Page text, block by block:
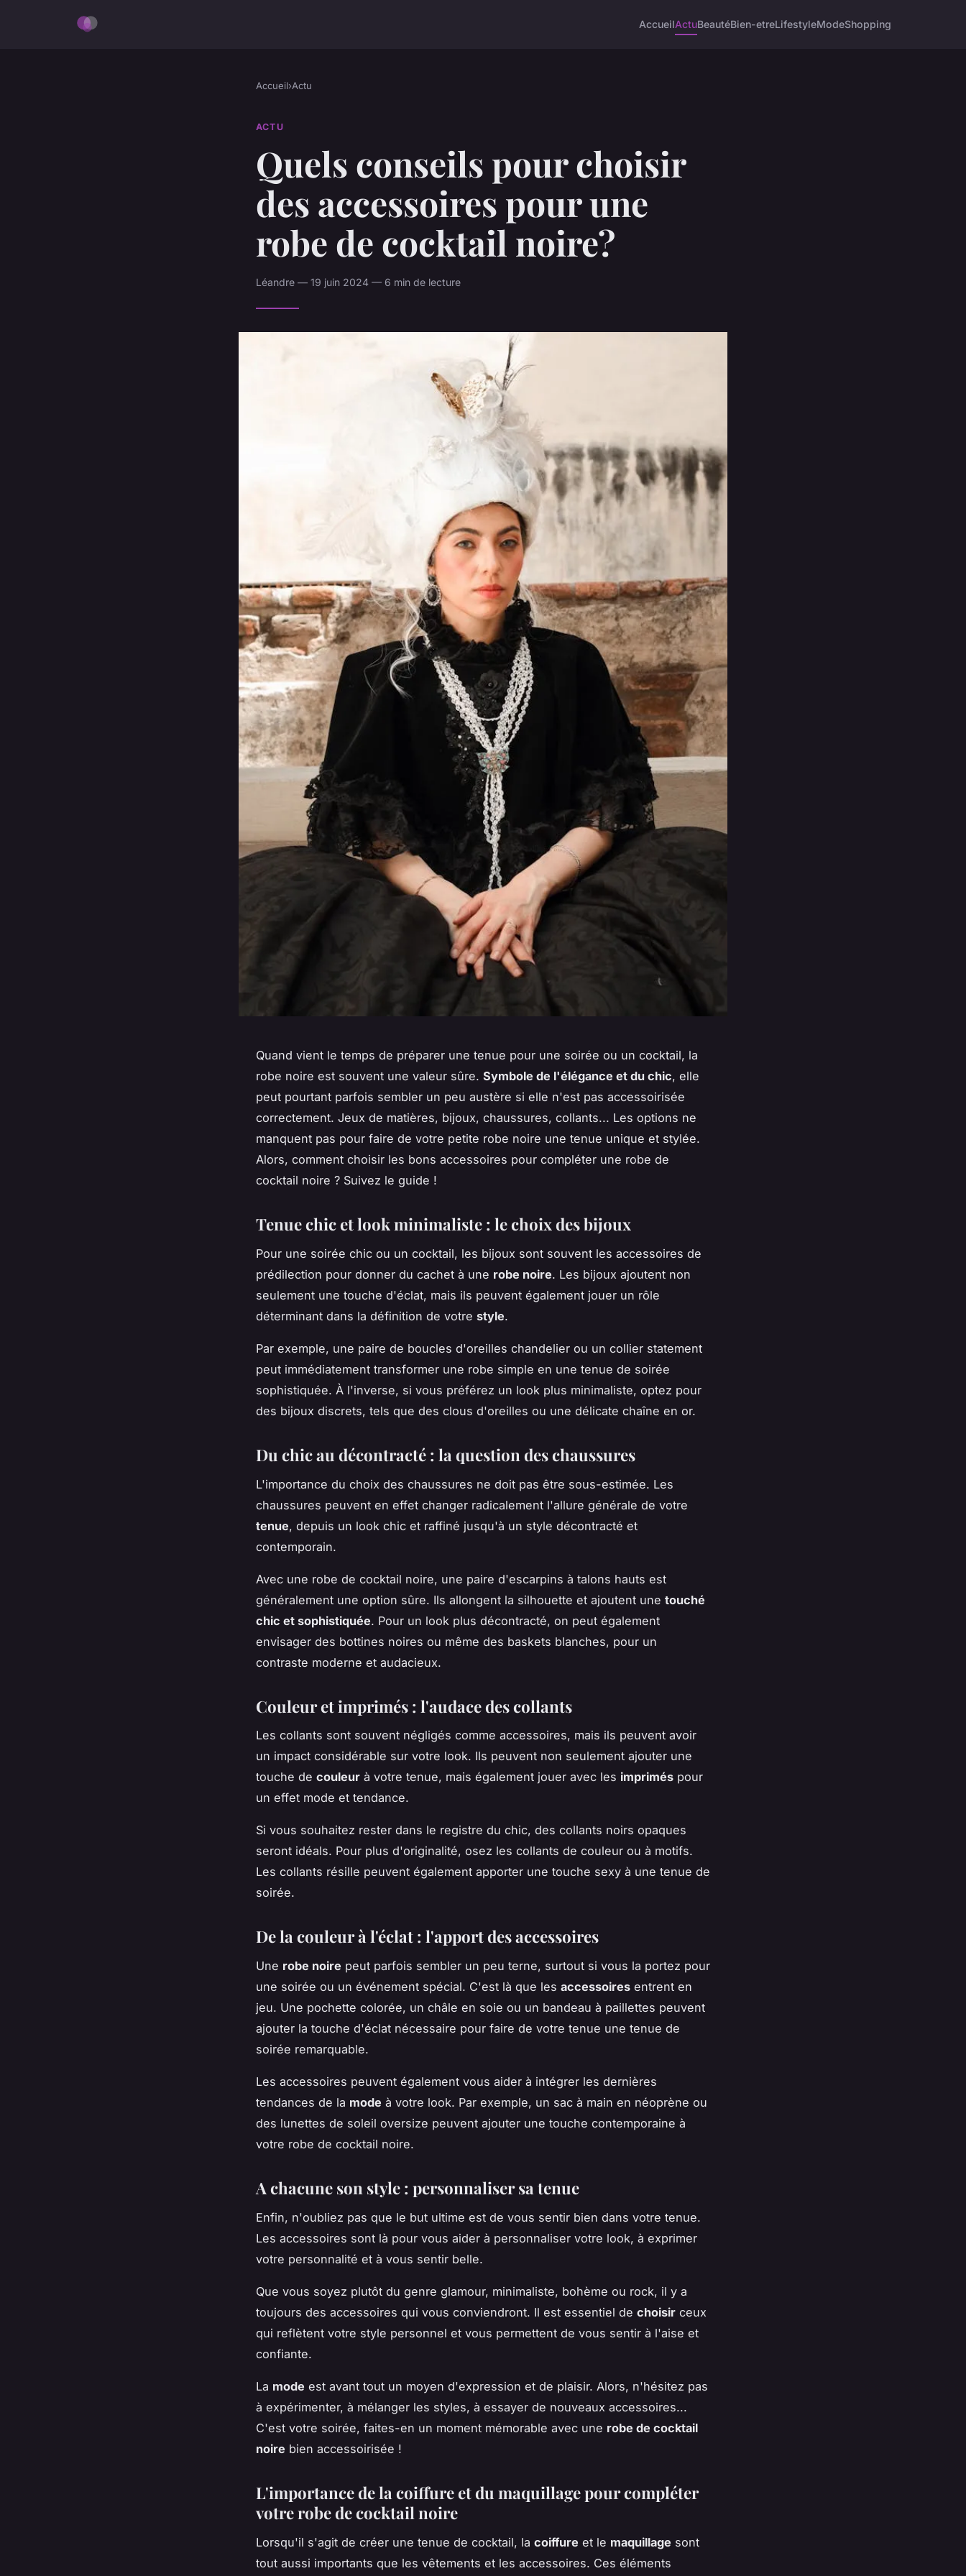
AccueilActuBeautéBien-etreLifestyleModeShopping
Accueil›Actu
ACTU
Quels conseils pour choisir
des accessoires pour une
robe de cocktail noire?
Léandre — 19 juin 2024 — 6 min de lecture
Quand vient le temps de préparer une tenue pour une soirée ou un cocktail, la
robe noire est souvent une valeur sûre. Symbole de l'élégance et du chic, elle
peut pourtant parfois sembler un peu austère si elle n'est pas accessoirisée
correctement. Jeux de matières, bijoux, chaussures, collants... Les options ne
manquent pas pour faire de votre petite robe noire une tenue unique et stylée.
Alors, comment choisir les bons accessoires pour compléter une robe de
cocktail noire ? Suivez le guide !
Tenue chic et look minimaliste : le choix des bijoux
Pour une soirée chic ou un cocktail, les bijoux sont souvent les accessoires de
prédilection pour donner du cachet à une robe noire. Les bijoux ajoutent non
seulement une touche d'éclat, mais ils peuvent également jouer un rôle
déterminant dans la définition de votre style.
Par exemple, une paire de boucles d'oreilles chandelier ou un collier statement
peut immédiatement transformer une robe simple en une tenue de soirée
sophistiquée. À l'inverse, si vous préférez un look plus minimaliste, optez pour
des bijoux discrets, tels que des clous d'oreilles ou une délicate chaîne en or.
Du chic au décontracté : la question des chaussures
L'importance du choix des chaussures ne doit pas être sous-estimée. Les
chaussures peuvent en effet changer radicalement l'allure générale de votre
tenue, depuis un look chic et raffiné jusqu'à un style décontracté et
contemporain.
Avec une robe de cocktail noire, une paire d'escarpins à talons hauts est
généralement une option sûre. Ils allongent la silhouette et ajoutent une touché
chic et sophistiquée. Pour un look plus décontracté, on peut également
envisager des bottines noires ou même des baskets blanches, pour un
contraste moderne et audacieux.
Couleur et imprimés : l'audace des collants
Les collants sont souvent négligés comme accessoires, mais ils peuvent avoir
un impact considérable sur votre look. Ils peuvent non seulement ajouter une
touche de couleur à votre tenue, mais également jouer avec les imprimés pour
un effet mode et tendance.
Si vous souhaitez rester dans le registre du chic, des collants noirs opaques
seront idéals. Pour plus d'originalité, osez les collants de couleur ou à motifs.
Les collants résille peuvent également apporter une touche sexy à une tenue de
soirée.
De la couleur à l'éclat : l'apport des accessoires
Une robe noire peut parfois sembler un peu terne, surtout si vous la portez pour
une soirée ou un événement spécial. C'est là que les accessoires entrent en
jeu. Une pochette colorée, un châle en soie ou un bandeau à paillettes peuvent
ajouter la touche d'éclat nécessaire pour faire de votre tenue une tenue de
soirée remarquable.
Les accessoires peuvent également vous aider à intégrer les dernières
tendances de la mode à votre look. Par exemple, un sac à main en néoprène ou
des lunettes de soleil oversize peuvent ajouter une touche contemporaine à
votre robe de cocktail noire.
A chacune son style : personnaliser sa tenue
Enfin, n'oubliez pas que le but ultime est de vous sentir bien dans votre tenue.
Les accessoires sont là pour vous aider à personnaliser votre look, à exprimer
votre personnalité et à vous sentir belle.
Que vous soyez plutôt du genre glamour, minimaliste, bohème ou rock, il y a
toujours des accessoires qui vous conviendront. Il est essentiel de choisir ceux
qui reflètent votre style personnel et vous permettent de vous sentir à l'aise et
confiante.
La mode est avant tout un moyen d'expression et de plaisir. Alors, n'hésitez pas
à expérimenter, à mélanger les styles, à essayer de nouveaux accessoires...
C'est votre soirée, faites-en un moment mémorable avec une robe de cocktail
noire bien accessoirisée !
L'importance de la coiffure et du maquillage pour compléter
votre robe de cocktail noire
Lorsqu'il s'agit de créer une tenue de cocktail, la coiffure et le maquillage sont
tout aussi importants que les vêtements et les accessoires. Ces éléments